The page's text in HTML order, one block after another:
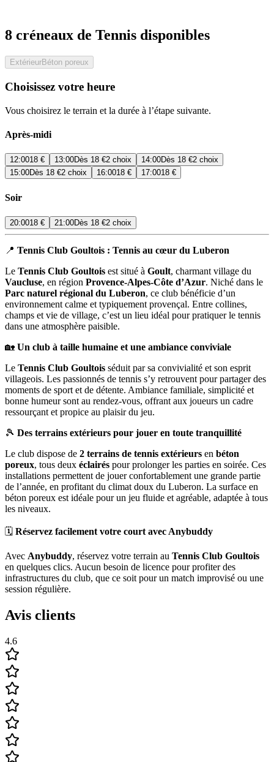
8 créneaux de Tennis disponibles
ExtérieurBéton poreux
Choisissez votre heure
Vous choisirez le terrain et la durée à l’étape suivante.
Après-midi
12:0018 € 13:00Dès 18 €2 choix 14:00Dès 18 €2 choix
15:00Dès 18 €2 choix 16:0018 € 17:0018 €
Soir
20:0018 € 21:00Dès 18 €2 choix
📍 Tennis Club Goultois : Tennis au cœur du Luberon
Le Tennis Club Goultois est situé à Goult, charmant village du
Vaucluse, en région Provence-Alpes-Côte d’Azur. Niché dans le
Parc naturel régional du Luberon, ce club bénéficie d’un
environnement calme et typiquement provençal. Entre collines,
champs et vie de village, c’est un lieu idéal pour pratiquer le tennis
dans une atmosphère paisible.
🏡 Un club à taille humaine et une ambiance conviviale
Le Tennis Club Goultois séduit par sa convivialité et son esprit
villageois. Les passionnés de tennis s’y retrouvent pour partager des
moments de sport et de détente. Ambiance familiale, simplicité et
bonne humeur sont au rendez-vous, offrant aux joueurs un cadre
ressourçant et propice au plaisir du jeu.
🎾 Des terrains extérieurs pour jouer en toute tranquillité
Le club dispose de 2 terrains de tennis extérieurs en béton
poreux, tous deux éclairés pour prolonger les parties en soirée. Ces
installations permettent de jouer confortablement une grande partie
de l’année, en profitant du climat doux du Luberon. La surface en
béton poreux est idéale pour un jeu fluide et agréable, adaptée à tous
les niveaux.
🗓️ Réservez facilement votre court avec Anybuddy
Avec Anybuddy, réservez votre terrain au Tennis Club Goultois
en quelques clics. Aucun besoin de licence pour profiter des
infrastructures du club, que ce soit pour un match improvisé ou une
session régulière.
Avis clients
4.6